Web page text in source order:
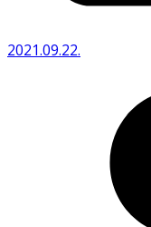
2021.09.22.